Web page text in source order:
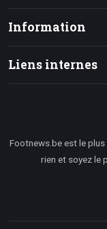
Information
Liens internes
Footnews.be est le
rien et soyez le